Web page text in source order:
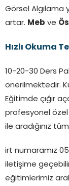
Görsel Algılama
artar. Meb ve
Hızlı Okuma
10-20-30 Ders
önerilmektedir.
Eğitimde çığır
profesyonel özel
ile aradığınız
irt numaramız
iletişime
eğitimlerimiz